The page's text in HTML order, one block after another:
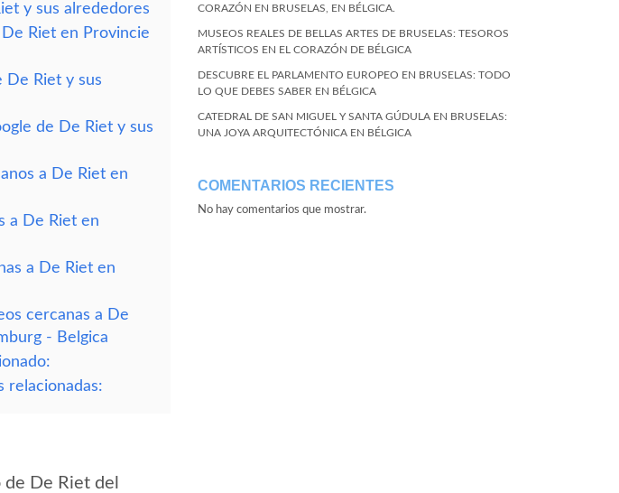
y sus alrededores
Riet en Provincie
De Riet y sus
de De Riet y sus
a De Riet en
a De Riet en
a De Riet en
cercanas a De
- Belgica
relacionadas:
De Riet del
CORAZÓN EN BRUSELAS, EN BÉLGICA.
MUSEOS REALES DE BELLAS ARTES DE BRUSELAS: TESOROS
ARTÍSTICOS EN EL CORAZÓN DE BÉLGICA
DESCUBRE EL PARLAMENTO EUROPEO EN BRUSELAS: TODO
LO QUE DEBES SABER EN BÉLGICA
CATEDRAL DE SAN MIGUEL Y SANTA GÚDULA EN BRUSELAS:
UNA JOYA ARQUITECTÓNICA EN BÉLGICA
COMENTARIOS RECIENTES
No hay comentarios que mostrar.